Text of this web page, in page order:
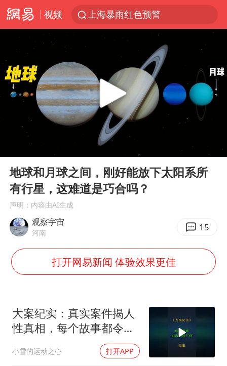
视频
上海暴雨红色预警
周星驰母亲现身香港路演现场
王传君 《披荆斩棘》
上海有出现龙卷潜势
上门女婿出轨女邻居多年被判重婚罪
于东来直播和胖东来核心团队开会
2025年小学教师减少13.19万
泰国：高度重视中国游客旅游体验
上海大部迎大暴雨
Play
00:00 06:21
地球和月球之间，刚好能放下太阳系所
有行星，这难道是巧合吗？
声明：内容由AI生成
观察宇宙
河南 15
打开网易新闻 体验效果更佳
大案纪实：真实案件揭人
性真相，每个故事都令人
小雪的运动之心 打开APP